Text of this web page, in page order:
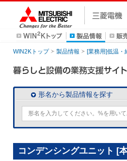
WIN2Kトップ 製品情報 [業務用]低温・
形名から製品情報を探す
コンデンシングユニット [